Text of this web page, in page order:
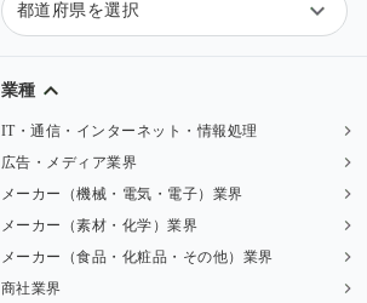
都道府県を選択
業種
IT・通信・インターネット・情報処理
広告・メディア業界
メーカー（機械・電気・電子）業界
メーカー（素材・化学）業界
メーカー（食品・化粧品・その他）業界
商社業界